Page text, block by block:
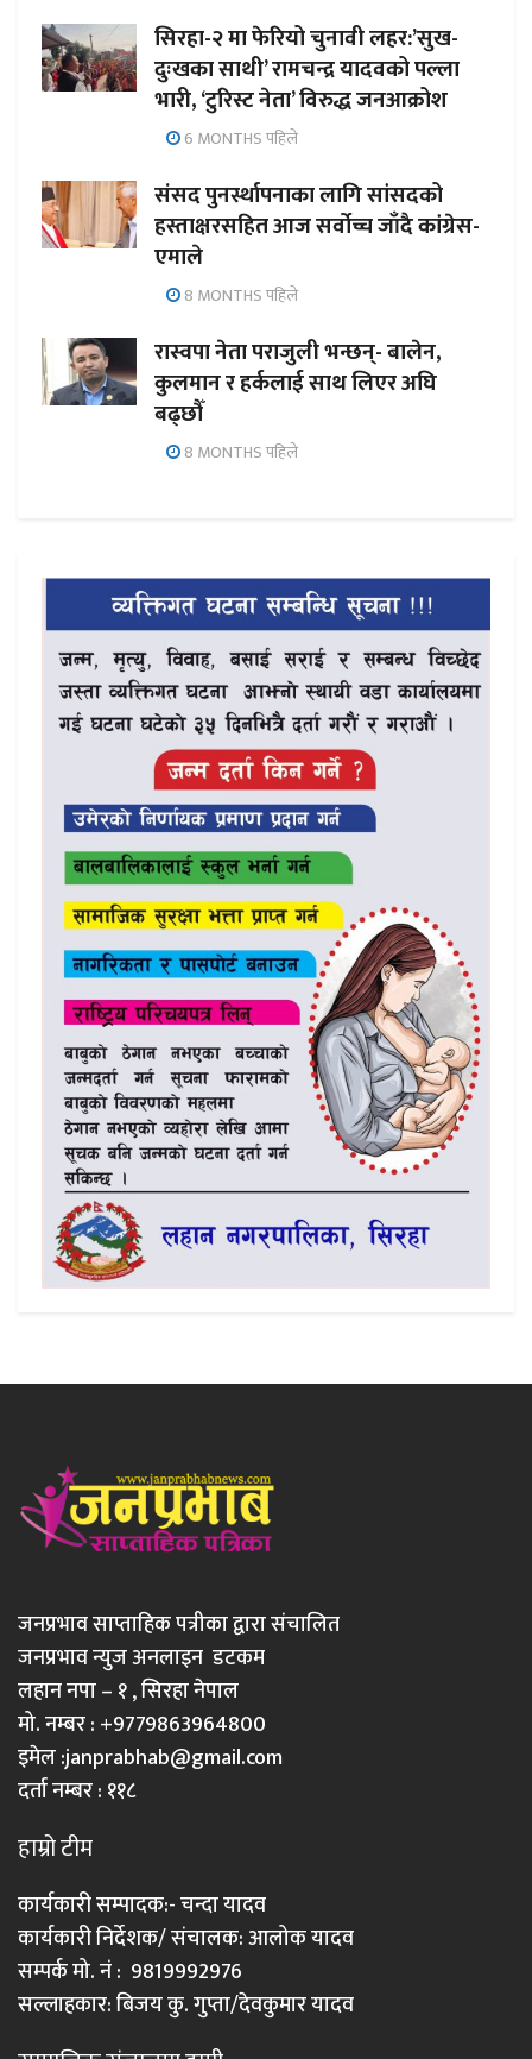
सिरहा-२ मा फेरियो चुनावी लहर:’सुख-
दुःखका साथी’ रामचन्द्र यादवको पल्ला
भारी, ‘टुरिस्ट नेता’ विरुद्ध जनआक्रोश
6 MONTHS पहिले
संसद पुनर्स्थापनाका लागि सांसदको
हस्ताक्षरसहित आज सर्वोच्च जाँदै कांग्रेस-
एमाले
8 MONTHS पहिले
रास्वपा नेता पराजुली भन्छन्- बालेन,
कुलमान र हर्कलाई साथ लिएर अघि
बढ्छौँ
8 MONTHS पहिले
जनप्रभाव साप्ताहिक पत्रीका द्वारा संचालित
जनप्रभाव न्युज अनलाइन डटकम
लहान नपा – १ , सिरहा नेपाल
मो. नम्बर : +9779863964800
इमेल :janprabhab@gmail.com
दर्ता नम्बर : ११८
हाम्रो टीम
कार्यकारी सम्पादक:- चन्दा यादव
कार्यकारी निर्देशक/ संचालक: आलोक यादव
सम्पर्क मो. नं : 9819992976
सल्लाहकार: बिजय कु. गुप्ता/देवकुमार यादव